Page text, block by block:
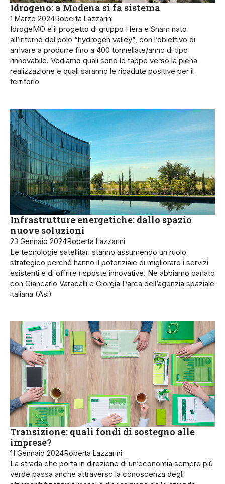
Idrogeno: a Modena si fa sistema
1 Marzo 2024Roberta Lazzarini
IdrogeMO è il progetto di gruppo Hera e Snam nato
all’interno del polo “hydrogen valley”, con l’obiettivo di
arrivare a produrre fino a 400 tonnellate/anno di tipo
rinnovabile. Vediamo quali sono le tappe verso la piena
realizzazione e quali saranno le ricadute positive per il
territorio
Infrastrutture energetiche: dallo spazio
nuove soluzioni
23 Gennaio 2024Roberta Lazzarini
Le tecnologie satellitari stanno assumendo un ruolo
strategico perché hanno il potenziale di migliorare i servizi
esistenti e di offrire risposte innovative. Ne abbiamo parlato
con Giancarlo Varacalli e Giorgia Parca dell’agenzia spaziale
italiana (Asi)
Transizione: quali fondi di sostegno alle
imprese?
11 Gennaio 2024Roberta Lazzarini
La strada che porta in direzione di un’economia sempre più
verde passa anche attraverso la conoscenza degli